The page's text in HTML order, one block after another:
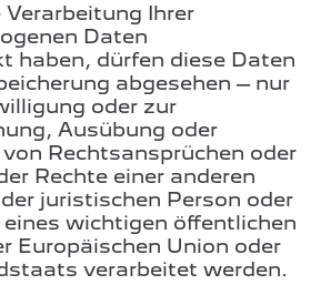
Verarbeitung Ihrer
Daten
haben, dürfen diese Daten
abgesehen – nur
oder zur
Ausübung oder
Rechtsansprüchen oder
Rechte einer anderen
juristischen Person oder
eines wichtigen öffentlichen
Europäischen Union oder
verarbeitet werden.